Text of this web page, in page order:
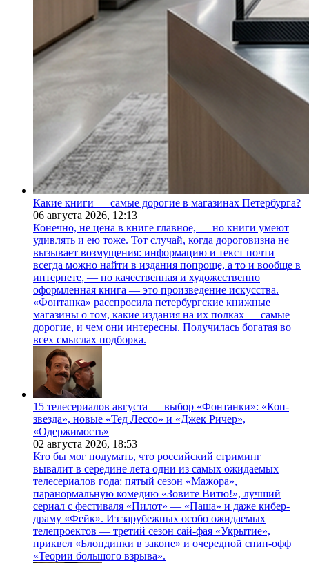
Какие книги — самые дорогие в магазинах Петербурга?
06 августа 2026, 12:13
Конечно, не цена в книге главное, — но книги умеют
удивлять и ею тоже. Тот случай, когда дороговизна не
вызывает возмущения: информацию и текст почти
всегда можно найти в издания попроще, а то и вообще в
интернете, — но качественная и художественно
оформленная книга — это произведение искусства.
«Фонтанка» расспросила петербургские книжные
магазины о том, какие издания на их полках — самые
дорогие, и чем они интересны. Получилась богатая во
всех смыслах подборка.
15 телесериалов августа — выбор «Фонтанки»: «Коп-
звезда», новые «Тед Лессо» и «Джек Ричер»,
«Одержимость»
02 августа 2026, 18:53
Кто бы мог подумать, что российский стриминг
вывалит в середине лета одни из самых ожидаемых
телесериалов года: пятый сезон «Мажора»,
паранормальную комедию «Зовите Витю!», лучший
сериал с фестиваля «Пилот» — «Паша» и даже кибер-
драму «Фейк». Из зарубежных особо ожидаемых
телепроектов — третий сезон сай-фая «Укрытие»,
приквел «Блондинки в законе» и очередной спин-офф
«Теории большого взрыва».